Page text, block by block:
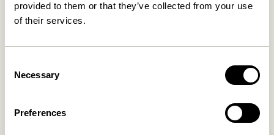
provided to them or that they’ve collected from your use
of their services.
Selection
Necessary
Preferences
Cheery Kurve Natur (sæt af
Laundromat Vasketøjskurv